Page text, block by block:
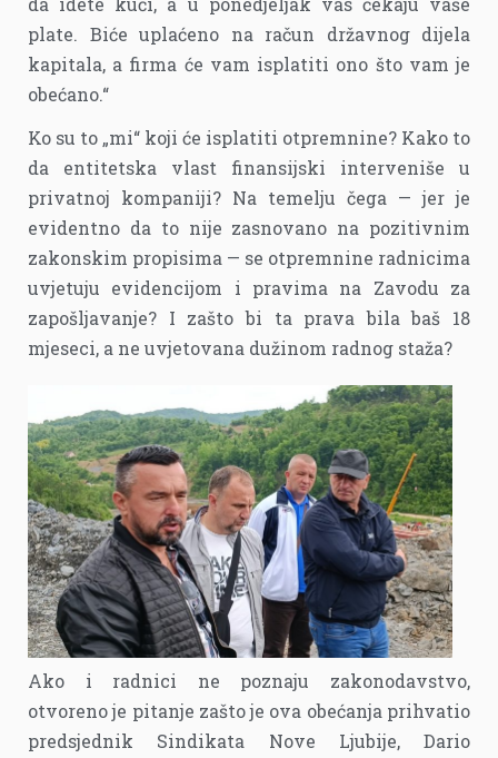
plate. Biće uplaćeno na račun državnog dijela
kapitala, a firma će vam isplatiti ono što vam je
obećano.“
Ko su to „mi“ koji će isplatiti otpremnine? Kako to
da entitetska vlast finansijski interveniše u
privatnoj kompaniji? Na temelju čega — jer je
evidentno da to nije zasnovano na pozitivnim
zakonskim propisima — se otpremnine radnicima
uvjetuju evidencijom i pravima na Zavodu za
zapošljavanje? I zašto bi ta prava bila baš 18
mjeseci, a ne uvjetovana dužinom radnog staža?
Ako i radnici ne poznaju zakonodavstvo,
otvoreno je pitanje zašto je ova obećanja prihvatio
predsjednik Sindikata Nove Ljubije, Dario